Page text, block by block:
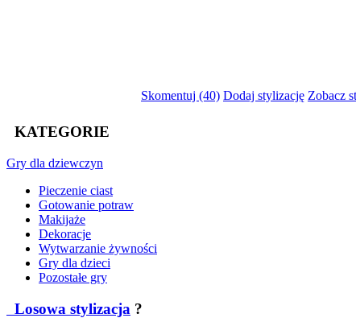
Skomentuj (40) Dodaj stylizację Zobacz
KATEGORIE
Gry dla dziewczyn
Pieczenie ciast
Gotowanie potraw
Makijaże
Dekoracje
Wytwarzanie żywności
Gry dla dzieci
Pozostałe gry
Losowa stylizacja ?